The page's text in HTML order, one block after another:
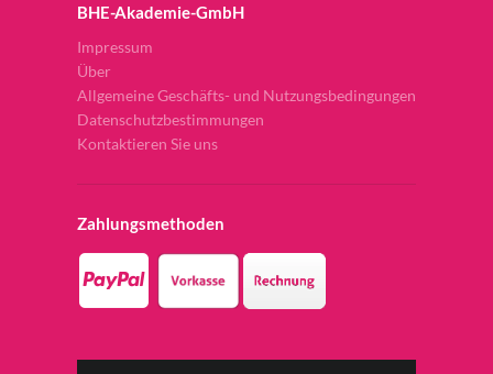
BHE-Akademie-GmbH
Impressum
Über
Allgemeine Geschäfts- und Nutzungsbedingungen
Datenschutzbestimmungen
Kontaktieren Sie uns
Zahlungsmethoden